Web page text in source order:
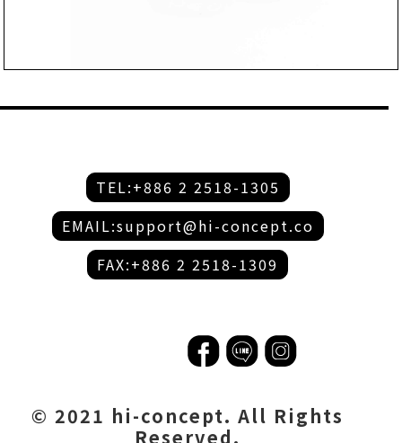
TEL:+886 2 2518-1305
EMAIL:support@hi-concept.co
FAX:+886 2 2518-1309
© 2021 hi-concept. All Rights
Reserved.